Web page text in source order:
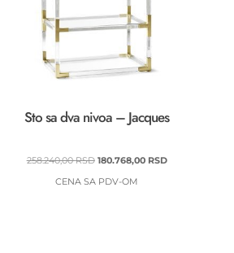
Sto sa dva nivoa – Jacques
258.240,00RSD ORIGINALNA
CENA
180.768,00 RSDTRENUTNA
CENA SA PDV-OM